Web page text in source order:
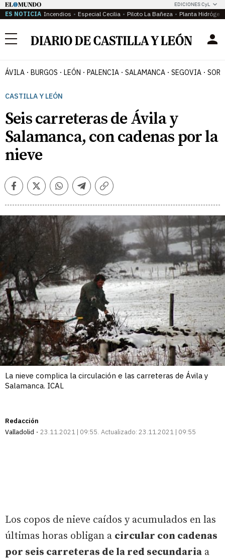
EDICIONES CyL
ES NOTICIA Incendios Especial Cecilia Piloto La Bañeza Planta
Menú
ÁVILA BURGOS LEÓN PALENCIA SALAMANCA SEGOVIA
CASTILLA Y LEÓN
Seis carreteras de Ávila y
Salamanca, con cadenas por la
nieve
FacebookTwitterWhatsappTelegramCopiar
La nieve complica la circulación e las carreteras de Ávila y
Salamanca. ICAL
Redacción
Valladolid
23.11.2021 | 09:55 Actualizado: 23.11.2021 | 09:55
Los copos de nieve caídos y acumulados en las
últimas horas obligan a circular con cadenas
por seis carreteras de la red secundaria a